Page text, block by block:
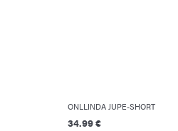
ONLLINDA JUPE-SHORT
34.99 €